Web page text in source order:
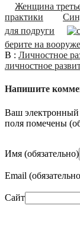
Женщина
практики
для подруги
берите на
В : Личностное
личностное
Напишите
Ваш электронный
поля помечены (
Имя (обязательно)
Email (обязательно
Сайт